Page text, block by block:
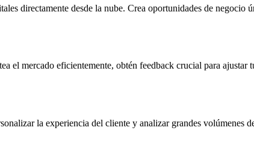
directamente desde la nube. Crea oportunidades de negocio
el mercado eficientemente, obtén feedback crucial para
la experiencia del cliente y analizar grandes volúmenes